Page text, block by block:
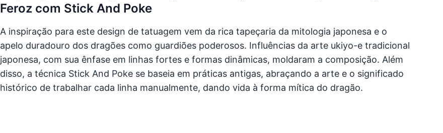
Feroz com Stick And Poke
A inspiração para este design de tatuagem vem da rica tapeçaria da mitologia japonesa e o
apelo duradouro dos dragões como guardiões poderosos. Influências da arte ukiyo-e tradicional
japonesa, com sua ênfase em linhas fortes e formas dinâmicas, moldaram a composição. Além
disso, a técnica Stick And Poke se baseia em práticas antigas, abraçando a arte e o significado
histórico de trabalhar cada linha manualmente, dando vida à forma mítica do dragão.